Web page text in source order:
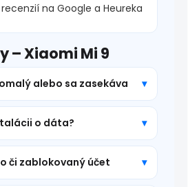
na Google a Heureka
– Xiaomi Mi 9
alebo sa zasekáva
o dáta?
či zablokovaný účet